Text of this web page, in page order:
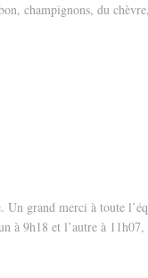
champignons, du
Un grand merci à toute
à 9h18 et l’autre à